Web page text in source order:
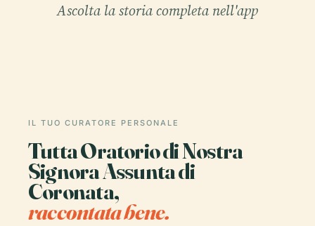
Ascolta la storia completa nell'app
IL TUO CURATORE PERSONALE
Tutta Oratorio di Nostra
Signora Assunta di
Coronata,
raccontata bene.